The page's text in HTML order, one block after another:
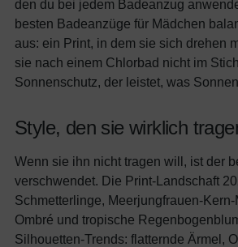
den du bei jedem Badeanzug
besten Badeanzüge für Mädchen
aus: ein Print, in dem sie sich drehen
sie nach einem Chlorbad nicht im
Sonnenschutz, der leistet, was
Style, den sie wirklich
Wenn sie ihn nicht tragen will, ist der
verschwendet. Die Print-Landschaft
Schmetterlinge, Meerjungfrauen-
Ombré und tropische
Silhouetten-Trends: flatternde Ärmel,